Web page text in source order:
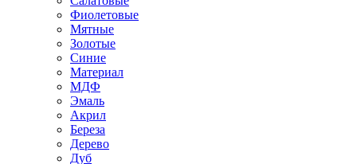
Фиолетовые
Мятные
Золотые
Синие
Материал
МДФ
Эмаль
Акрил
Береза
Дерево
Дуб